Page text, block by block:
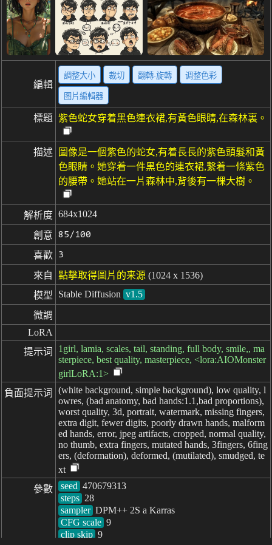
編輯
調整大小 裁切 翻轉·旋轉 调整色彩
图片編輯器
標題 紫色蛇女穿着黑色連衣裙,有黃色眼睛,在森林裏。
描述
圖像是一個紫色的蛇女,有着長長的紫色頭髮和黃
色眼睛。她穿着一件黑色的連衣裙,繫着一條紫色
的腰帶。她站在一片森林中,背後有一棵大樹。
解析度 684x1024
創意 85/100
喜歡 3
來自 點擊取得圖片的来源 (1024 x 1536)
模型
Stable Diffusion v1.5
微調
LoRA
提示词
1girl, lamia, scales, tail, standing, full body, smile,, ma
sterpiece, best quality, masterpiece, <lora:AIOMonster
girlLoRA:1>
負面提示词
(white background, simple background), low quality, l
owres, (bad anatomy, bad hands:1.1,bad proportions),
worst quality, 3d, portrait, watermark, missing fingers,
extra digit, fewer digits, poorly drawn hands, malform
ed hands, error, jpeg artifacts, cropped, normal quality,
no thumb, extra fingers, mutated hands, 3fingers, 6fing
ers, (deformation), deformed, (mutilated), smudged, te
xt
參數
seed
steps
sampler
CFG scale
clip skip 9